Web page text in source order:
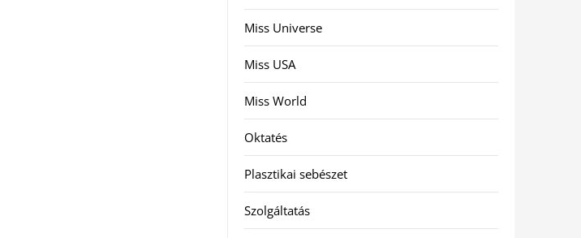
Miss Universe
Miss USA
Miss World
Oktatés
Plasztikai sebészet
Szolgáltatás